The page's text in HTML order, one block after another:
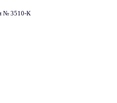
№ 3510‑К